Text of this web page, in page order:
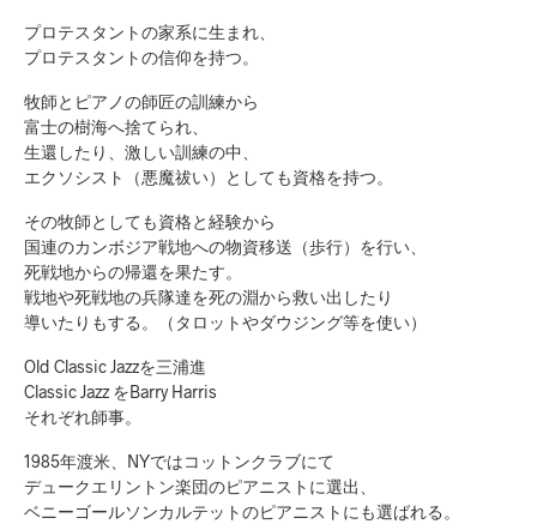
プロテスタントの家系に生まれ、
プロテスタントの信仰を持つ。
牧師とピアノの師匠の訓練から
富士の樹海へ捨てられ、
生還したり、激しい訓練の中、
エクソシスト（悪魔祓い）としても資格を持つ。
その牧師としても資格と経験から
国連のカンボジア戦地への物資移送（歩行）を行い、
死戦地からの帰還を果たす。
戦地や死戦地の兵隊達を死の淵から救い出したり
導いたりもする。（タロットやダウジング等を使い）
Old Classic Jazzを三浦進
Classic Jazz をBarry Harris
それぞれ師事。
1985年渡米、NYではコットンクラブにて
デュークエリントン楽団のピアニストに選出、
ベニーゴールソンカルテットのピアニストにも選ばれる。